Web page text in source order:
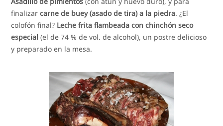
finalizarcarne de buey (asado de tira) a la piedra. ¿El
colofón final? Leche frita flambeada con chinchón seco
especial (el de 74 % de vol. de alcohol), un postre delicioso
y preparado en la mesa.